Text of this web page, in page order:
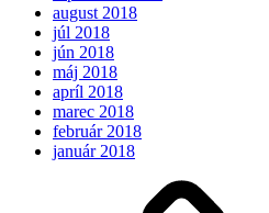
august 2018
júl 2018
jún 2018
máj 2018
apríl 2018
marec 2018
február 2018
január 2018